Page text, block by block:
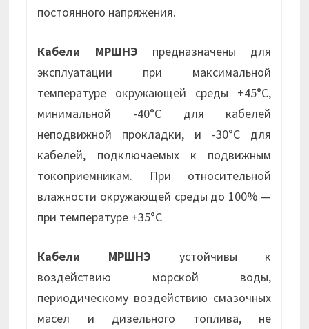
постоянного напряжения.
Кабели МРШНЭ предназначены для
эксплуатации при максимальной
температуре окружающей среды +45°С,
минимальной -40°С для кабелей
неподвижной прокладки, и -30°С для
кабелей, подключаемых к подвижным
токоприемникам. При относительной
влажности окружающей среды до 100% —
при температуре +35°С
Кабели МРШНЭ устойчивы к
воздействию морской воды,
периодическому воздействию смазочных
масел и дизельного топлива, не